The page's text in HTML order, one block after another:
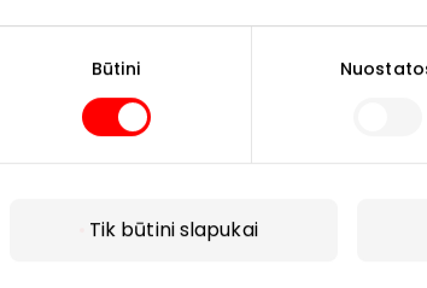
Būtini
Tik būtini slapukai
UAB Tavo
siuntimo